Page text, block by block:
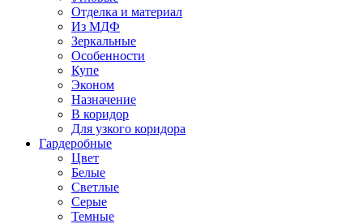
Отделка и материал
Из МДФ
Зеркальные
Особенности
Купе
Эконом
Назначение
В коридор
Для узкого коридора
Гардеробные
Цвет
Белые
Светлые
Серые
Темные